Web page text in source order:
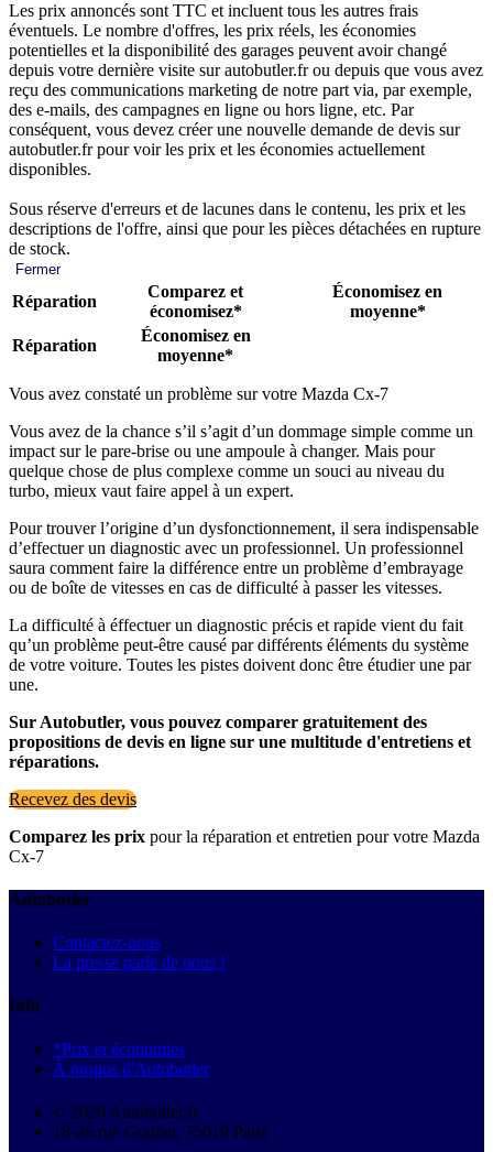
Les prix annoncés sont TTC et incluent tous les autres frais
éventuels. Le nombre d'offres, les prix réels, les économies
potentielles et la disponibilité des garages peuvent avoir changé
depuis votre dernière visite sur autobutler.fr ou depuis que vous avez
reçu des communications marketing de notre part via, par exemple,
des e-mails, des campagnes en ligne ou hors ligne, etc. Par
conséquent, vous devez créer une nouvelle demande de devis sur
autobutler.fr pour voir les prix et les économies actuellement
disponibles.
Sous réserve d'erreurs et de lacunes dans le contenu, les prix et les
descriptions de l'offre, ainsi que pour les pièces détachées en rupture
de stock.
Fermer
Réparation
Comparez et
économisez*
Économisez en
moyenne*
Réparation
Économisez en
moyenne*
Vous avez constaté un problème sur votre Mazda Cx-7
Vous avez de la chance s’il s’agit d’un dommage simple comme un
impact sur le pare-brise ou une ampoule à changer. Mais pour
quelque chose de plus complexe comme un souci au niveau du
turbo, mieux vaut faire appel à un expert.
Pour trouver l’origine d’un dysfonctionnement, il sera indispensable
d’effectuer un diagnostic avec un professionnel. Un professionnel
saura comment faire la différence entre un problème d’embrayage
ou de boîte de vitesses en cas de difficulté à passer les vitesses.
La difficulté à éffectuer un diagnostic précis et rapide vient du fait
qu’un problème peut-être causé par différents éléments du système
de votre voiture. Toutes les pistes doivent donc être étudier une par
une.
Sur Autobutler, vous pouvez comparer gratuitement des
propositions de devis en ligne sur une multitude d'entretiens et
réparations.
Recevez des devis
Comparez les prix pour la réparation et entretien pour votre Mazda
Cx-7
Autobutler
Contactez-nous
La presse parle de nous !
Info
*Prix et économies
À propos d'Autobutler
© 2026 Autobutler.fr
18-26 rue Goubet, 75019 Paris